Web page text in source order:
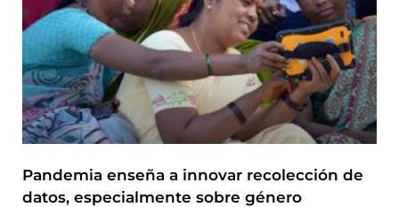
Pandemia enseña a innovar recolección de
datos, especialmente sobre género